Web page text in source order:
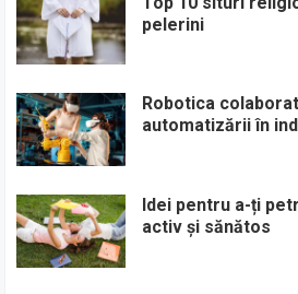
pelerini
Robotica
automatizării în
Idei pentru a-ți
activ și sănătos